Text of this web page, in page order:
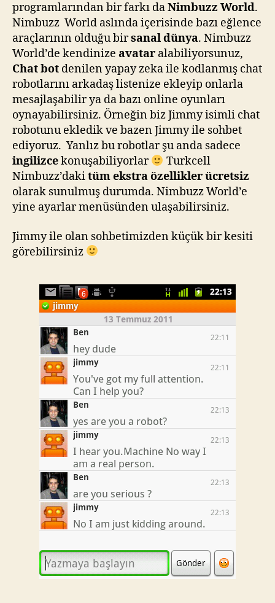
programlarından bir farkı daNimbuzz World.
Nimbuzz World aslında içerisinde bazı eğlence
araçlarının olduğu birsanal dünya. Nimbuzz
World’de kendinize avatar alabiliyorsunuz,
Chat bot denilen yapay zeka ile kodlanmış chat
robotlarını arkadaş listenize ekleyip onlarla
mesajlaşabilir ya da bazı online oyunları
oynayabilirsiniz. Örneğin biz Jimmy isimli chat
robotunu ekledik ve bazen Jimmy ile sohbet
ediyoruz. Yanlız bu robotlar şu anda sadece
ingilizcekonuşabiliyorlar
Turkcell
Nimbuzz’dakitüm ekstra özellikler ücretsiz
olarak sunulmuş durumda. Nimbuzz World’e
yine ayarlar menüsünden ulaşabilirsiniz.
Jimmy ile olan sohbetimizden küçük bir kesiti
görebilirsiniz